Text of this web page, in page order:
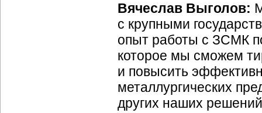
Вячеслав Выголов:
с крупными
опыт работы с ЗСМК
которое мы сможем
и повысить
металлургических
других наших